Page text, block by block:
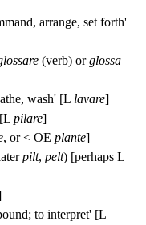
arrange, set forth'
(verb) orglossa
wash' [L lavare]
pilare]
, or < OE plante]
pilt, pelt) [perhaps L
to interpret' [L